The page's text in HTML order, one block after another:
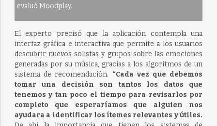
evaluó Moodplay.
El experto precisó que la aplicación contempla una
interfaz gráfica e interactiva que permite a los usuarios
descubrir nuevos solistas y grupos sobre las emociones
generadas por su música, gracias a los algoritmos de un
sistema de recomendación. “Cada vez que debemos
tomar una decisión son tantos los datos que
tenemos y tan poco el tiempo para revisarlos por
completo que esperaríamos que alguien nos
ayudara a identificar los ítemes relevantes y útiles.